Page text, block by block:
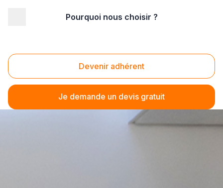
Pourquoi nous choisir ?
Devenir adhérent
Je demande un devis gratuit